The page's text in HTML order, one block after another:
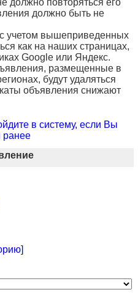
должно повторяться его
должно быть не
учетом вышеприведенных
как на наших страницах,
Google или Яндекс.
размещенные в
будут удаляться
объявления снижают
в систему, если Вы
ранее